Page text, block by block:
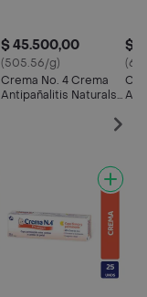
$ 45.500,00
(505.56/g)
Crema No. 4 Crema
Antipañalitis Naturals
$